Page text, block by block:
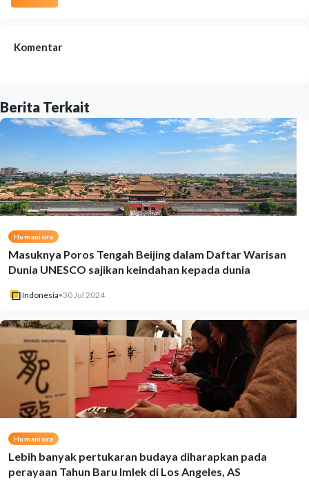
Komentar
Berita Terkait
Humaniora
Masuknya Poros Tengah Beijing dalam Daftar Warisan
Dunia UNESCO sajikan keindahan kepada dunia
Indonesia•30 Jul 2024
Humaniora
Lebih banyak pertukaran budaya diharapkan pada
perayaan Tahun Baru Imlek di Los Angeles, AS